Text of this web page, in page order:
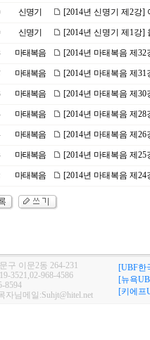
신명기 [2014년 신명기 제2강]
신명기 [2014년 신명기 제1강]
마태복음 [2014년 마태복음 제
마태복음 [2014년 마태복음 제
마태복음 [2014년 마태복음 제
마태복음 [2014년 마태복음 제
마태복음 [2014년 마태복음 제
마태복음 [2014년 마태복음 제
마태복음 [2014년 마태복음 제
구 이문2동 264-231
3521,02-968-4586
8594
자님메일:Suhjt@hitel.net
[UBF한
[뉴욕
[키에프